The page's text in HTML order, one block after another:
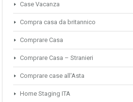
Case Vacanza
Compra casa da britannico
Comprare Casa
Comprare Casa – Stranieri
Comprare case all'Asta
Home Staging ITA